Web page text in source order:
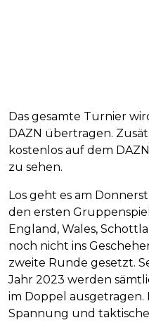
Das gesamte Turnier
DAZN übertragen.
kostenlos auf dem
zu sehen.
Los geht es am
den ersten
England, Wales,
noch nicht ins
zweite Runde gesetzt.
Jahr 2023 werden
im Doppel ausgetragen.
Spannung und taktische